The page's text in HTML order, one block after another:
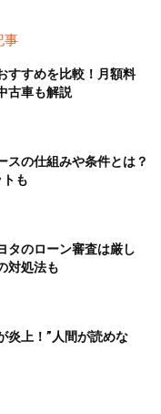
事
すすめを比較！月額料
古車も解説
スの仕組みや条件とは？
も
タのローン審査は厳し
対処法も
炎上！”人間が読めな